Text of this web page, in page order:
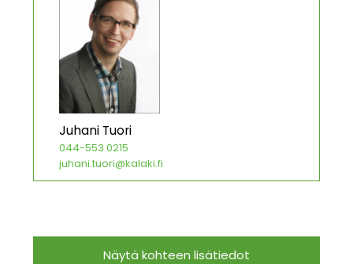
Juhani Tuori
044-553 0215
juhani.tuori@kalaki.fi
Näytä kohteen lisätiedot